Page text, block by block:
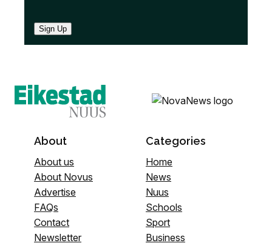
Sign Up
About
About us
About Novus
Advertise
FAQs
Contact
Newsletter
Categories
Home
News
Nuus
Schools
Sport
Business